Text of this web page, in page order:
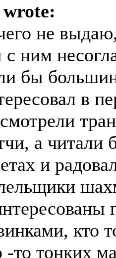
wrote:
не
ним
бы
в
а читали
и
кто
-то тонких